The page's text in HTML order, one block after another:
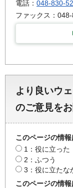
電話： 048-830-
ファックス：
より良いウ
のご意見を
このページの情
1：役に立った
2：ふつう
3：役に立たな
このページの情